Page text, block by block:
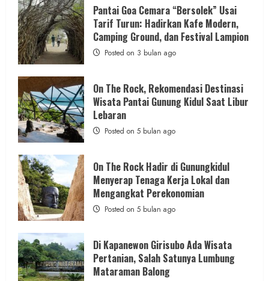
Berita Peristiwa
Bayi Baru Lahir Ditemukan Warga di Bawah
Pohon Kelapa Semin Gunungkidul
admin Posted on 2 hari ago
1 min read
Berita Jateng
Puspsi TNI Gelar Pemeriksaan Psikologi
Seleksi Integratif Penerimaan Catar 2026
di Akmil Magelang
admin Posted on 5 hari ago
THE
ROCK
Gunungkidul
Hadirkan
Konsep
Baru,
Padukan
Keindahan
Alam
dan
Wisata
Kekinian
Pantai Goa Cemara “Bersolek” Usai
Tarif Turun: Hadirkan Kafe Modern,
Camping Ground, dan Festival Lampion
Posted on 3 bulan ago
On The Rock, Rekomendasi Destinasi
Wisata Pantai Gunung Kidul Saat Libur
Lebaran
Posted on 5 bulan ago
On The Rock Hadir di Gunungkidul
Menyerap Tenaga Kerja Lokal dan
Mengangkat Perekonomian
Posted on 5 bulan ago
Di Kapanewon Girisubo Ada Wisata
Pertanian, Salah Satunya Lumbung
Mataraman Balong